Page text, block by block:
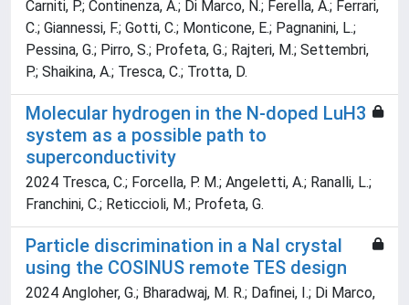
Carniti, P.; Continenza, A.; Di Marco, N.; Ferella, A.; Ferrari,
C.; Giannessi, F.; Gotti, C.; Monticone, E.; Pagnanini, L.;
Pessina, G.; Pirro, S.; Profeta, G.; Rajteri, M.; Settembri,
P.; Shaikina, A.; Tresca, C.; Trotta, D.
Molecular hydrogen in the N-doped LuH3
system as a possible path to
superconductivity
2024 Tresca, C.; Forcella, P. M.; Angeletti, A.; Ranalli, L.;
Franchini, C.; Reticcioli, M.; Profeta, G.
Particle discrimination in a NaI crystal
using the COSINUS remote TES design
2024 Angloher, G.; Bharadwaj, M. R.; Dafinei, I.; Di Marco,